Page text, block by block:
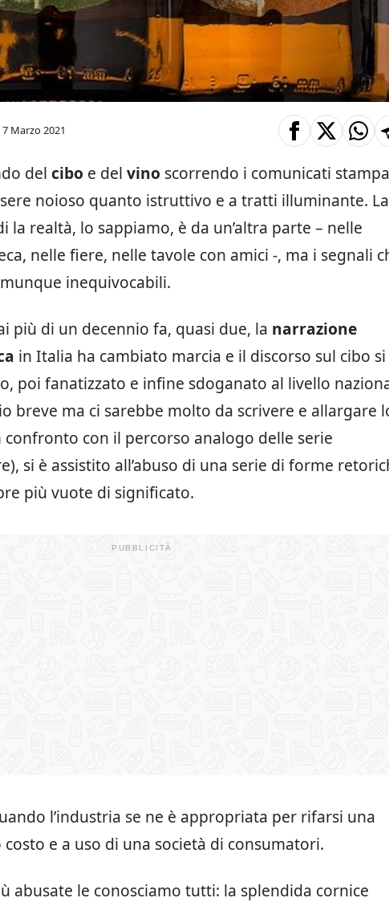
Marzo 2021
del cibo e del vino scorrendo i comunicati stampa
noioso quanto istruttivo e a tratti illuminante. La
la realtà, lo sappiamo, è da un’altra parte – nelle
nelle fiere, nelle tavole con amici -, ma i segnali
inequivocabili.
più di un decennio fa, quasi due, la narrazione
in Italia ha cambiato marcia e il discorso sul cibo si
poi fanatizzato e infine sdoganato al livello
breve ma ci sarebbe molto da scrivere e allargare
con il percorso analogo delle serie
si è assistito all’abuso di una serie di forme
più vuote di significato.
l’industria se ne è appropriata per rifarsi una
e a uso di una società di consumatori.
abusate le conosciamo tutti: la splendida cornice